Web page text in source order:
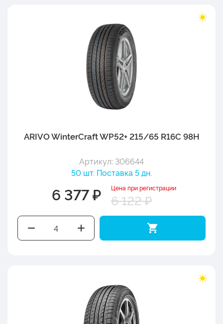
ARIVO WinterCraft WP52+ 215/65 R16C 98H
Артикул: 306644
50 шт. Поставка 5 дн.
6 377 ₽ Цена при регистрации
6 122 ₽